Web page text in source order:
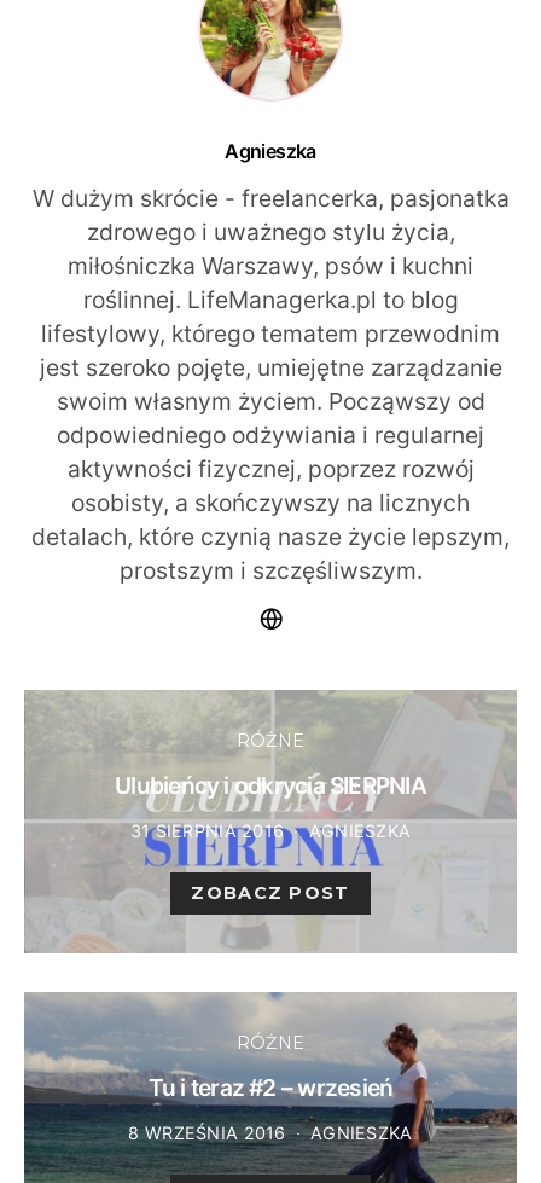
Agnieszka
W dużym skrócie - freelancerka, pasjonatka
zdrowego i uważnego stylu życia,
miłośniczka Warszawy, psów i kuchni
roślinnej. LifeManagerka.pl to blog
lifestylowy, którego tematem przewodnim
jest szeroko pojęte, umiejętne zarządzanie
swoim własnym życiem. Począwszy od
odpowiedniego odżywiania i regularnej
aktywności fizycznej, poprzez rozwój
osobisty, a skończywszy na licznych
detalach, które czynią nasze życie lepszym,
prostszym i szczęśliwszym.
RÓŻNE
Ulubieńcy i odkrycia SIERPNIA
31 SIERPNIA 2016 AGNIESZKA
ZOBACZ POST
RÓŻNE
Tu i teraz #2 – wrzesień
8 WRZEŚNIA 2016 AGNIESZKA